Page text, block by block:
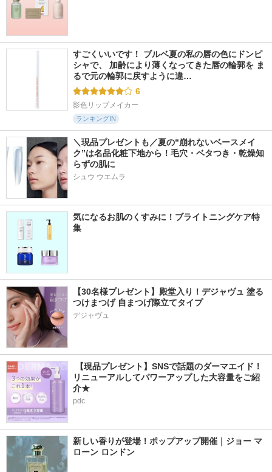
すごくいいです！ ブルベ夏の私の唇の色にドンピ
シャで、 加齢により薄くなってきた唇の輪郭を ま
るで元の輪郭に戻すように違…
6
影色リップメイカー
ランキングIN
＼現品プレゼントも／夏の“崩れないベースメイ
ク”は名品化粧下地から！毛穴・ベタつき・乾燥知
らずの肌に
シュウ ウエムラ
気になるお肌のくすみに！ブライトニングケア特
集
【30名様プレゼント】殿堂入り！デジャヴュ 塗る
つけまつげ 自まつげ際立てタイプ
デジャヴュ
【現品プレゼント】SNSで話題のダーマエイド！
リニューアルしてパワーアップした大容量をご紹
介★
pdc
新しい香りが登場！ポップアップ開催｜ジョー マ
ローン ロンドン